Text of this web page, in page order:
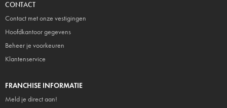
CONTACT
Contact met onze vestigingen
Hoofdkantoor gegevens
Beheer je voorkeuren
Klantenservice
FRANCHISE INFORMATIE
Meld je direct aan!